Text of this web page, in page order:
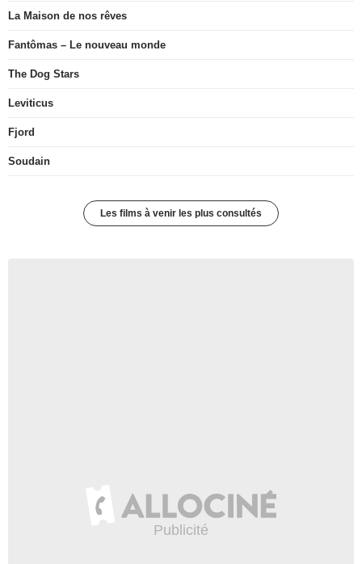
La Maison de nos rêves
Fantômas – Le nouveau monde
The Dog Stars
Leviticus
Fjord
Soudain
Les films à venir les plus consultés